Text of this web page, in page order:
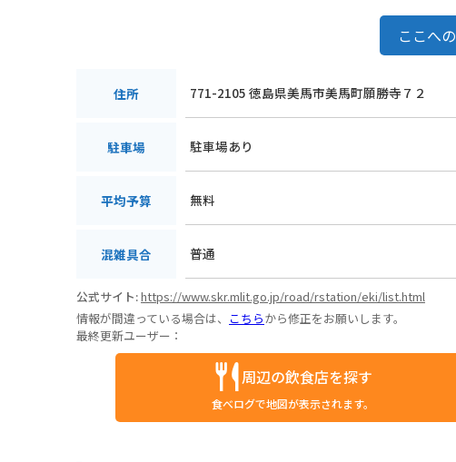
ここへ
住所 771-2105 徳島県美馬市美馬町願勝寺７２
駐車場 駐車場あり
平均予算 無料
混雑具合 普通
公式サイト:https://www.skr.mlit.go.jp/road/rstation/eki/list.html
情報が間違っている場合は、 こちらから修正をお願いします。
最終更新ユーザー：
周辺の飲食店を探す
食べログで地図が表示されます。